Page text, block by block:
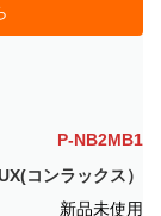
P-NB2MB1
コンラックス）
新品未使用